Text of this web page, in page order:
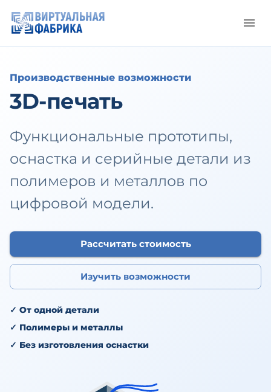
Производственные возможности
3D-печать
Функциональные прототипы,
оснастка и серийные детали из
полимеров и металлов по
цифровой модели.
Рассчитать стоимость
Изучить возможности
✓ От одной детали
✓ Полимеры и металлы
✓ Без изготовления оснастки